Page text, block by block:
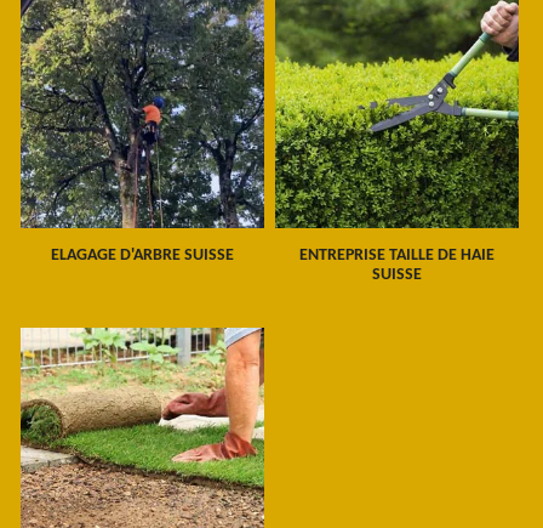
ELAGAGE D'ARBRE SUISSE
ENTREPRISE TAILLE DE HAIE
SUISSE